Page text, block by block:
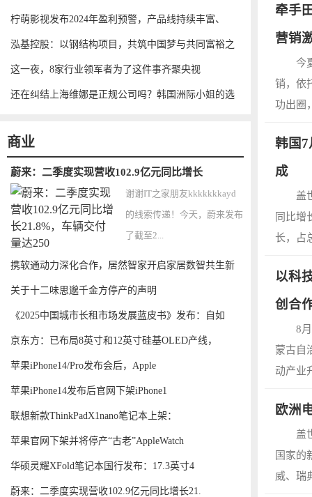
即
柠萌影视发布2024年盈利预警，产品线持续丰富、
泓基控股：以钢结构项目，共筑中国梦与共同富裕之
路
这一夜，8家行业领军者为了这件事齐聚央视
还在纠结上海维娜是正规公司吗？韩国洲际小姐的选
商业
蔚来：二季度实现营收102.9亿元同比增长
谢谢IT之家朋友kkkkkkkayd
的线索传递！今天，蔚来发布
了截至2...
携软通动力深化合作，居然智家开启家居数智共生新
时
关于十二味思邈千金方停产的声明
《2025中国城市长租市场发展蓝皮书》发布：自如
京东方：已布局8英寸和12英寸硅基OLED产线，
苹果iPhone14/Pro发布会后，Apple
苹果iPhone14发布后官网下架iPhone1
联想新款ThinkPadX1nano笔记本上架：
苹果官网下架并将停产“古老”AppleWatch
华硕灵耀XFold笔记本国行发布：17.3英寸4
蔚来：二季度实现营收102.9亿元同比增长21.
牵手
营销
今
销，依
功出圈
韩国7
成
盖
同比增
长，占
以科
创合
8
蒙古自
动产业
欧洲
盖
国家的
威、瑞